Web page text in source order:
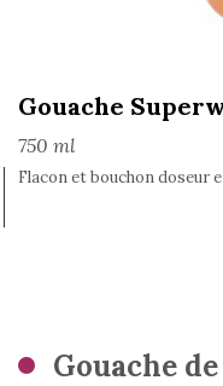
Gouache
750 ml
Flacon et bouchon doseur
Gouache